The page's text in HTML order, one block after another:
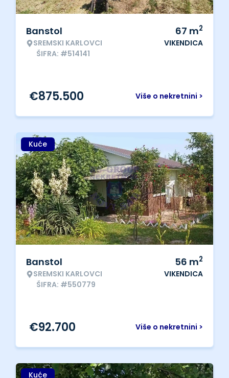
Banstol
SREMSKI KARLOVCI
ŠIFRA: #514141
67 m2
VIKENDICA
Više o nekretnini >
€875.500
Kuće
Banstol
SREMSKI KARLOVCI
ŠIFRA: #550779
56 m2
VIKENDICA
Više o nekretnini >
€92.700
Kuće